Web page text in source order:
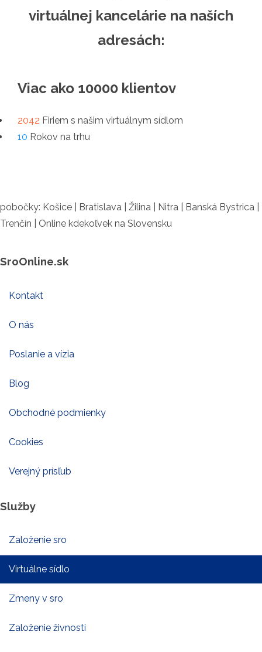
virtuálnej kancelárie na naších
adresách:
Viac ako 10000 klientov
2042 Firiem s našim virtuálnym sídlom
10 Rokov na trhu
pobočky: Košice | Bratislava | Žilina | Nitra | Banská Bystrica |
Trenčín | Online kdekoľvek na Slovensku
SroOnline.sk
Kontakt
O nás
Poslanie a vízia
Blog
Obchodné podmienky
Cookies
Verejný prísľub
Služby
Založenie sro
Virtuálne sídlo
Zmeny v sro
Založenie živnosti